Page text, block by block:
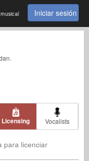
Iniciar sesión
Licensing Vocalists
para licenciar